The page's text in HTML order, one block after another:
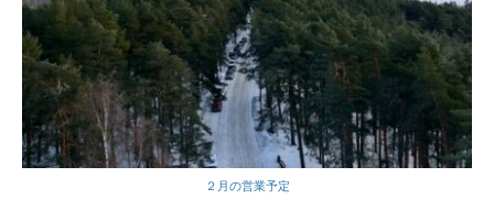
２月の営業予定